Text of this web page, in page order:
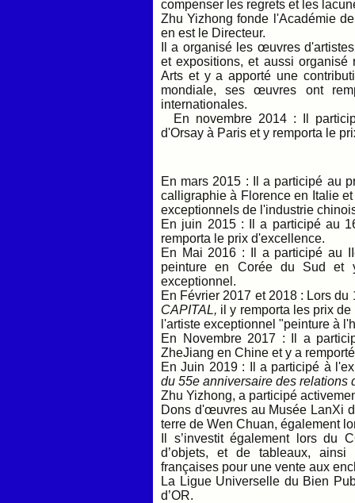
compenser les regrets et les
Zhu Yizhong fonde l'Académie
en est le Directeur.
Il a organisé les œuvres
et expositions, et aussi organisé
Arts et y a apporté une
mondiale, ses œuvres ont
internationales.
En novembre 2014 : Il
d'Orsay à Paris et y remporta le
En mars 2015 : Il a participé au
calligraphie à Florence en Italie
exceptionnels de l'industrie
En juin 2015 : Il a participé au
remporta le prix d'excellence.
En Mai 2016 : Il a participé au
peinture en Corée du Sud et
exceptionnel.
En Février 2017 et 2018 : Lors
CAPITAL, il y remporta les prix
l'artiste exceptionnel "peinture à
En Novembre 2017 : Il a
ZheJiang en Chine et y a
En Juin 2019 : Il a participé à
du 55e anniversaire des relations
Zhu Yizhong, a participé
Dons d'œuvres au Musée LanXi
terre de Wen Chuan, également
Il s’investit également lors du
d’objets, et de tableaux,
françaises pour une vente aux
La Ligue Universelle du Bien
d’OR.